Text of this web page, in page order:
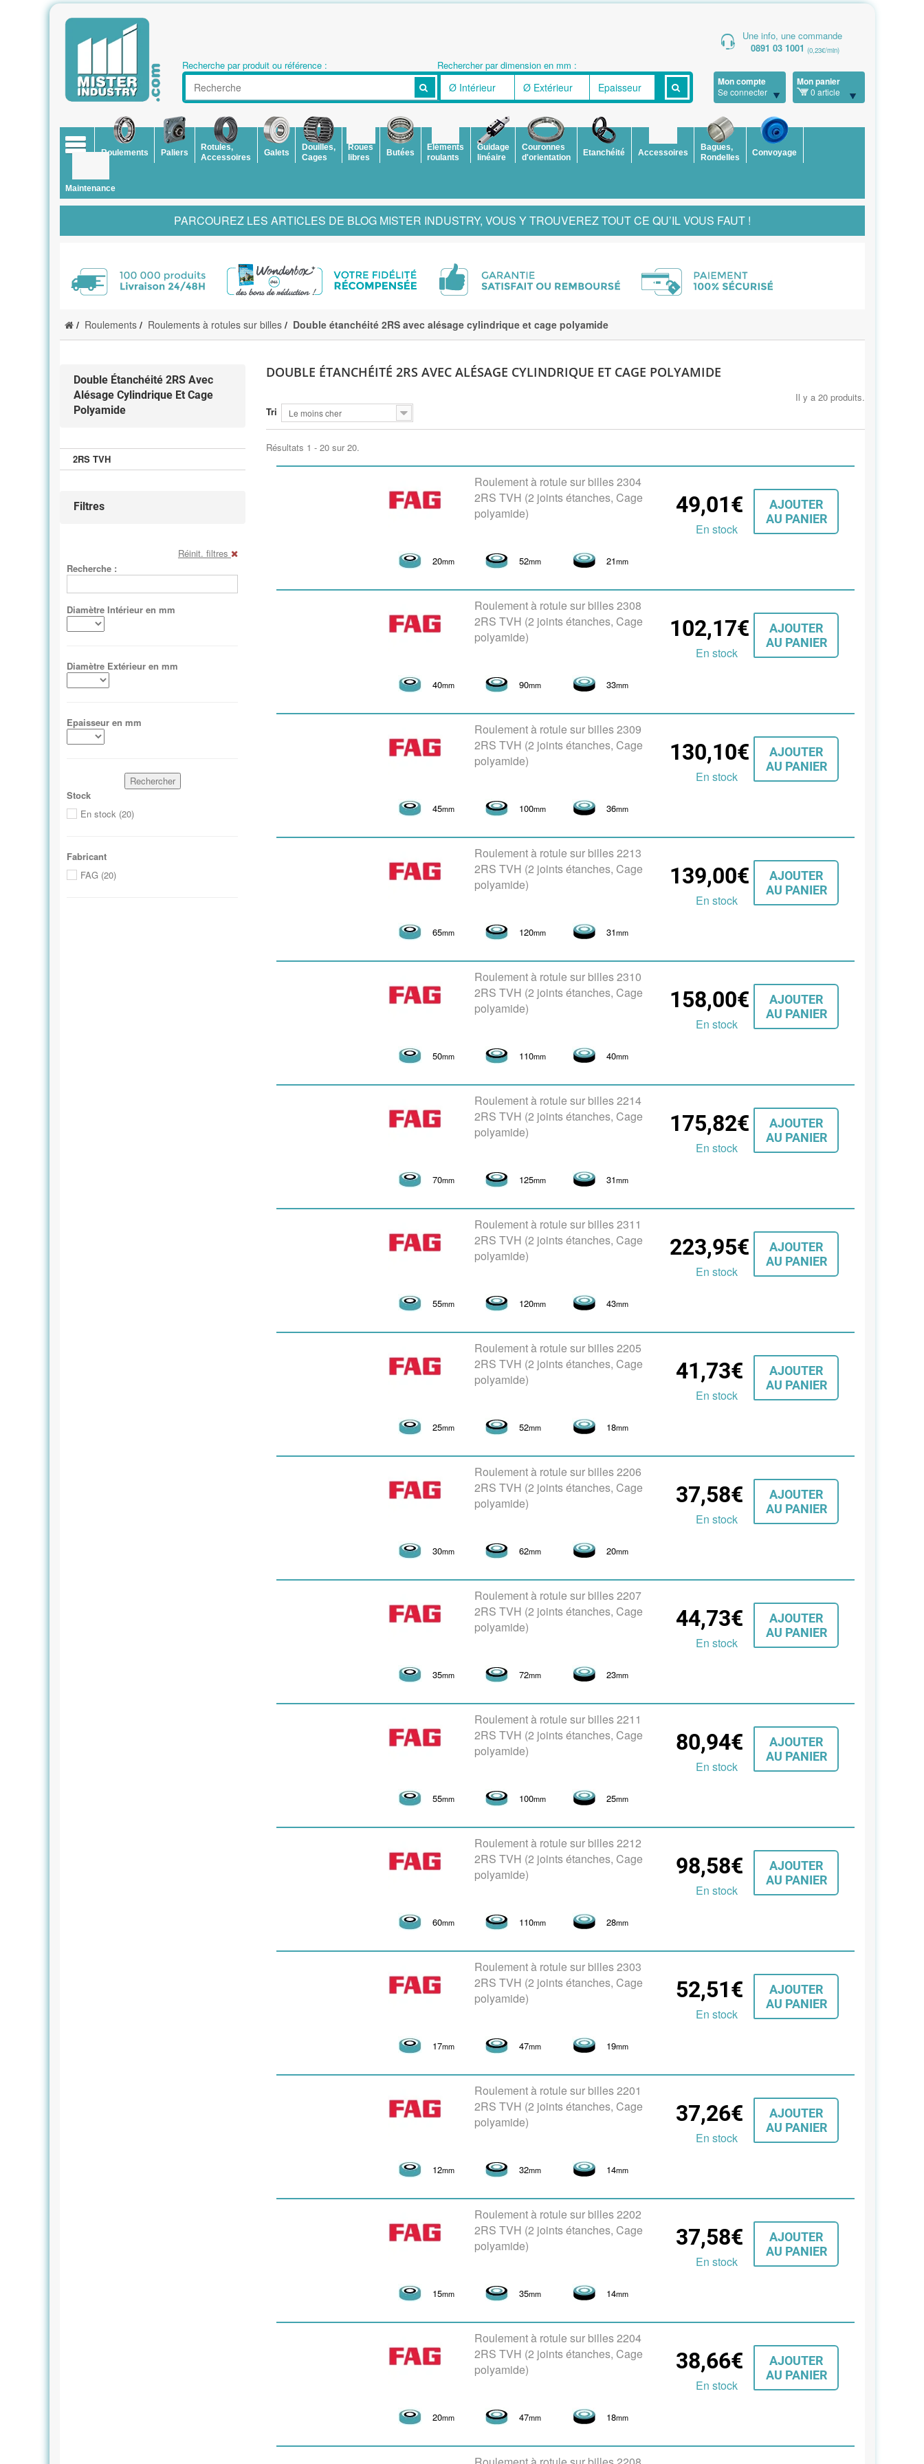
Recherche par produit ou référence : Rechercher par dimension en mm :
Une info, une commande
0891 03 1001 (0,23€/min)
Mon panier
0 article
Mon compte
Se connecter
Roulements Paliers
Rotules,
Accessoires
Galets
Douilles,
Cages
Roues
libres
Butées
Eléments
roulants
Guidage
linéaire
Couronnes
d'orientation
Etanchéité Accessoires
Bagues,
Rondelles
Convoyage
Maintenance
PARCOUREZ LES ARTICLES DE BLOG MISTER INDUSTRY, VOUS Y TROUVEREZ TOUT CE QU’IL VOUS FAUT !
Roulements Roulements à rotules sur billes Double étanchéité 2RS avec alésage cylindrique et cage polyamide
DOUBLE ÉTANCHÉITÉ 2RS AVEC ALÉSAGE CYLINDRIQUE ET CAGE POLYAMIDE
Il y a 20 produits.
Tri
Le moins cher
Résultats 1 - 20 sur 20.
Roulement à rotule sur billes 2304
2RS TVH (2 joints étanches, Cage
polyamide)
20mm 52mm 21mm
49,01€
En stock
AJOUTER
AU PANIER
Roulement à rotule sur billes 2308
2RS TVH (2 joints étanches, Cage
polyamide)
40mm 90mm 33mm
102,17€
En stock
AJOUTER
AU PANIER
Roulement à rotule sur billes 2309
2RS TVH (2 joints étanches, Cage
polyamide)
45mm 100mm 36mm
130,10€
En stock
AJOUTER
AU PANIER
Roulement à rotule sur billes 2213
2RS TVH (2 joints étanches, Cage
polyamide)
65mm 120mm 31mm
139,00€
En stock
AJOUTER
AU PANIER
Roulement à rotule sur billes 2310
2RS TVH (2 joints étanches, Cage
polyamide)
50mm 110mm 40mm
158,00€
En stock
AJOUTER
AU PANIER
Roulement à rotule sur billes 2214
2RS TVH (2 joints étanches, Cage
polyamide)
70mm 125mm 31mm
175,82€
En stock
AJOUTER
AU PANIER
Roulement à rotule sur billes 2311
2RS TVH (2 joints étanches, Cage
polyamide)
55mm 120mm 43mm
223,95€
En stock
AJOUTER
AU PANIER
Roulement à rotule sur billes 2205
2RS TVH (2 joints étanches, Cage
polyamide)
25mm 52mm 18mm
41,73€
En stock
AJOUTER
AU PANIER
Roulement à rotule sur billes 2206
2RS TVH (2 joints étanches, Cage
polyamide)
30mm 62mm 20mm
37,58€
En stock
AJOUTER
AU PANIER
Roulement à rotule sur billes 2207
2RS TVH (2 joints étanches, Cage
polyamide)
35mm 72mm 23mm
44,73€
En stock
AJOUTER
AU PANIER
Roulement à rotule sur billes 2211
2RS TVH (2 joints étanches, Cage
polyamide)
55mm 100mm 25mm
80,94€
En stock
AJOUTER
AU PANIER
Roulement à rotule sur billes 2212
2RS TVH (2 joints étanches, Cage
polyamide)
60mm 110mm 28mm
98,58€
En stock
AJOUTER
AU PANIER
Roulement à rotule sur billes 2303
2RS TVH (2 joints étanches, Cage
polyamide)
17mm 47mm 19mm
52,51€
En stock
AJOUTER
AU PANIER
Roulement à rotule sur billes 2201
2RS TVH (2 joints étanches, Cage
polyamide)
12mm 32mm 14mm
37,26€
En stock
AJOUTER
AU PANIER
Roulement à rotule sur billes 2202
2RS TVH (2 joints étanches, Cage
polyamide)
15mm 35mm 14mm
37,58€
En stock
AJOUTER
AU PANIER
Roulement à rotule sur billes 2204
2RS TVH (2 joints étanches, Cage
polyamide)
20mm 47mm 18mm
38,66€
En stock
AJOUTER
AU PANIER
Double Étanchéité 2RS Avec
Alésage Cylindrique Et Cage
Polyamide
2RS TVH
Filtres
Réinit. filtres
Recherche :
Diamètre Intérieur en mm
Diamètre Extérieur en mm
Epaisseur en mm
Rechercher
Stock
En stock (20)
Fabricant
FAG (20)